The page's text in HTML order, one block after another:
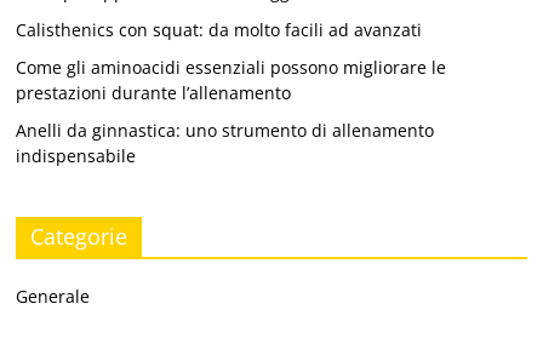
Calisthenics con squat: da molto facili ad avanzati
Come gli aminoacidi essenziali possono migliorare le
prestazioni durante l’allenamento
Anelli da ginnastica: uno strumento di allenamento
indispensabile
Categorie
Generale